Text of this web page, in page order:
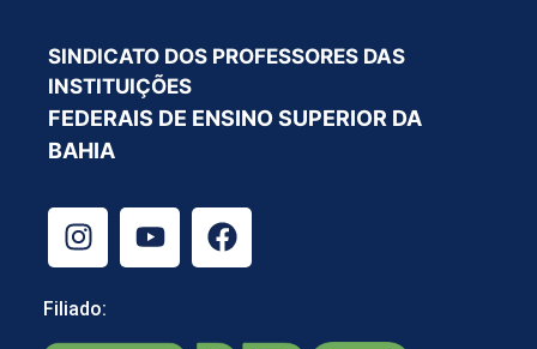
SINDICATO DOS PROFESSORES DAS
INSTITUIÇÕES
FEDERAIS DE ENSINO SUPERIOR DA
BAHIA
Filiado: